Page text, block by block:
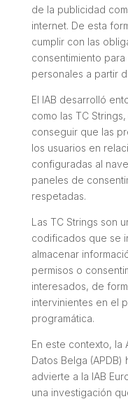
de la publicidad
internet. De esta
cumplir con las
consentimiento
personales a partir
El IAB desarrolló
como las TC
conseguir que las
los usuarios en
configuradas al
paneles de
respetadas.
Las TC Strings son
codificados que se
almacenar
permisos o
interesados, de
intervinientes en el
programática.
En este contexto,
Datos Belga (APDB)
advierte a la IAB
una investigación